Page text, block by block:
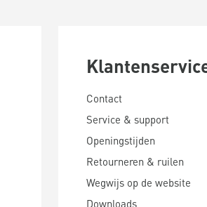
Contact
Service & support
Openingstijden
Retourneren & ruilen
Wegwijs op de website
Downloads